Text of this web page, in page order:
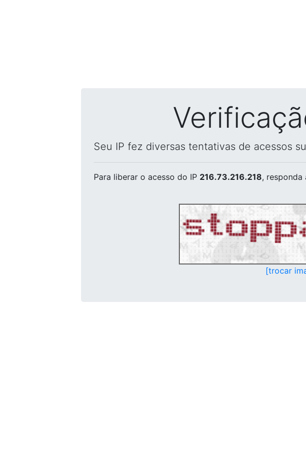
Seu IP fez diversas tentativas de acessos
Para liberar o acesso do IP 216.73.216.218, responda
[trocar